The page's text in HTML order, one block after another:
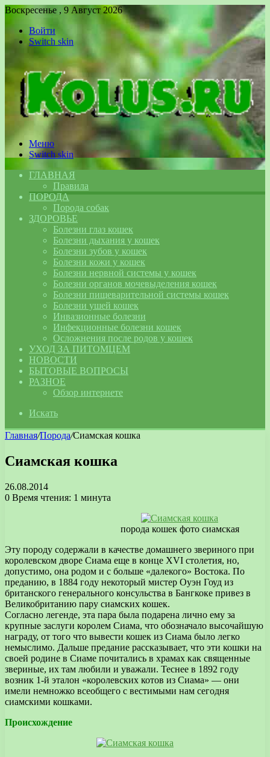
Воскресенье , 9 Август 2026
Войти
Switch skin
Меню
Switch skin
ГЛАВНАЯ
Правила
ПОРОДА
Порода собак
ЗДОРОВЬЕ
Болезни глаз кошек
Болезни дыхания у кошек
Болезни зубов у кошек
Болезни кожи у кошек
Болезни нервной системы у кошек
Болезни органов мочевыделения кошек
Болезни пищеварительной системы кошек
Болезни ушей кошек
Инвазионные болезни
Инфекционные болезни кошек
Осложнения после родов у кошек
УХОД ЗА ПИТОМЦЕМ
НОВОСТИ
БЫТОВЫЕ ВОПРОСЫ
РАЗНОЕ
Обзор интернете
Искать
Главная/Порода/Сиамская кошка
Сиамская кошка
26.08.2014
0 Время чтения: 1 минута
порода кошек фото сиамская
Эту породу содержали в качестве домашнего звериного при
королевском дворе Сиама еще в конце XVI столетия, но,
допустимо, она родом и с больше «далекого» Востока. По
преданию, в 1884 году некоторый мистер Оуэн Гоуд из
британского генерального консульства в Бангкоке привез в
Великобританию пару сиамских кошек.
Согласно легенде, эта пара была подарена лично ему за
крупные заслуги королем Сиама, что обозначало высочайшую
награду, от того что вывести кошек из Сиама было легко
немыслимо. Дальше предание рассказывает, что эти кошки на
своей родине в Сиаме почитались в храмах как священные
звериные, их там любили и уважали. Теснее в 1892 году
возник 1-й эталон «королевских котов из Сиама» — они
имели немножко всеобщего с вестимыми нам сегодня
сиамскими кошками.
Происхождение